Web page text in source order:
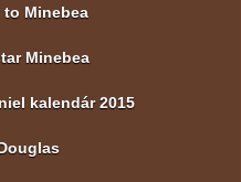
to Minebea
Minebea
kalendár 2015